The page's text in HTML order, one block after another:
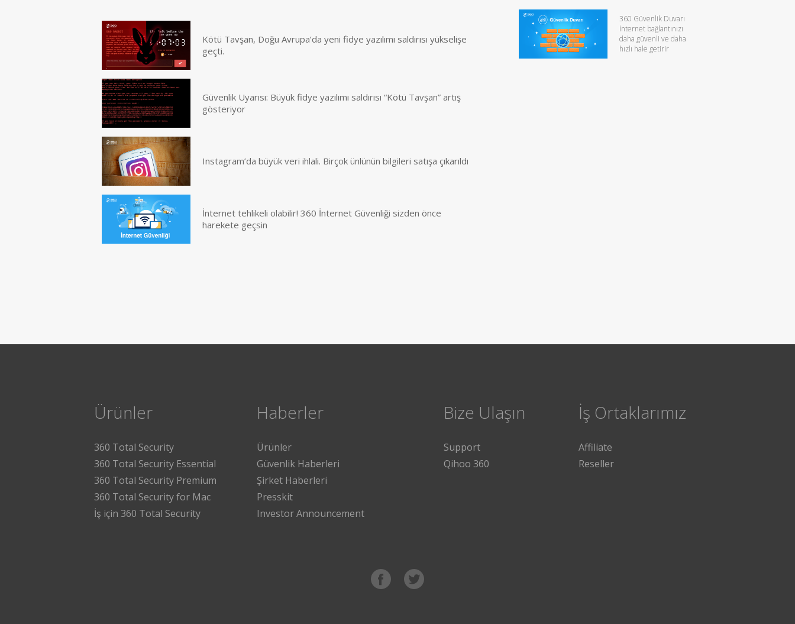
Kötü Tavşan, Doğu Avrupa’da yeni fidye yazılımı saldırısı yükselişe
geçti.
Güvenlik Uyarısı: Büyük fidye yazılımı saldırısı “Kötü Tavşan” artış
gösteriyor
Instagram’da büyük veri ihlali. Birçok ünlünün bilgileri satışa çıkarıldı
İnternet tehlikeli olabilir! 360 İnternet Güvenliği sizden önce
harekete geçsin
360 Güvenlik Duvarı
İnternet bağlantınızı
daha güvenli ve daha
hızlı hale getirir
Ürünler
360 Total Security
360 Total Security Essential
360 Total Security Premium
360 Total Security for Mac
İş için 360 Total Security
Haberler
Ürünler
Güvenlik Haberleri
Şirket Haberleri
Presskit
Investor Announcement
Bize Ulaşın
Support
Qihoo 360
İş Ortaklarımız
Affiliate
Reseller